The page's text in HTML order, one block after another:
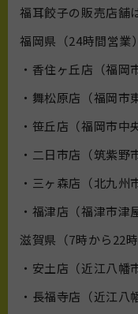
福耳餃子の販売店舗
福岡県（24時間営業）
・香住ヶ丘店（福岡
・舞松原店（福岡市
・笹丘店（福岡市中
・二日市店（筑紫野
・三ヶ森店（北九州
・福津店（福津市津
滋賀県（7時から22時
・安土店（近江八幡
・長福寺店（近江八